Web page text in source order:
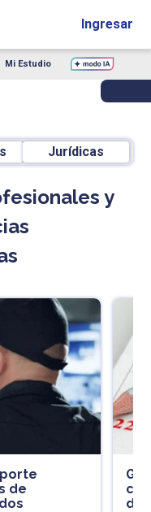
Ingresar
Mi Estudio
Jurídicas
y
de